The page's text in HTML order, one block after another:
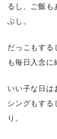
るし、ご飯も
ぶし。
だっこもする
も毎日入念に
いい子な日は
シングもする
り。